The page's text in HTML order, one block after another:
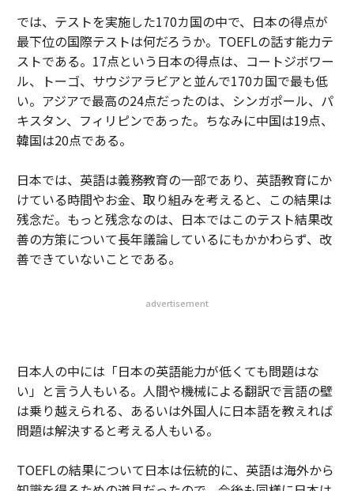
では、テストを実施した170カ国の中で、日本の得点が
最下位の国際テストは何だろうか。TOEFLの話す能力テ
ストである。17点という日本の得点は、コートジボワー
ル、トーゴ、サウジアラビアと並んで170カ国で最も低
い。アジアで最高の24点だったのは、シンガポール、パ
キスタン、フィリピンであった。ちなみに中国は19点、
韓国は20点である。
日本では、英語は義務教育の一部であり、英語教育にか
けている時間やお金、取り組みを考えると、この結果は
残念だ。もっと残念なのは、日本ではこのテスト結果改
善の方策について長年議論しているにもかかわらず、改
善できていないことである。
advertisement
日本人の中には「日本の英語能力が低くても問題はな
い」と言う人もいる。人間や機械による翻訳で言語の壁
は乗り越えられる、あるいは外国人に日本語を教えれば
問題は解決すると考える人もいる。
TOEFLの結果について日本は伝統的に、英語は海外から